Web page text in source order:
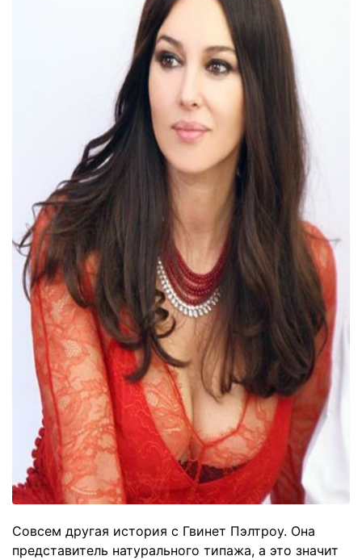
Совсем другая история с Гвинет Пэлтроу. Она
представитель натурального типажа, а это значит